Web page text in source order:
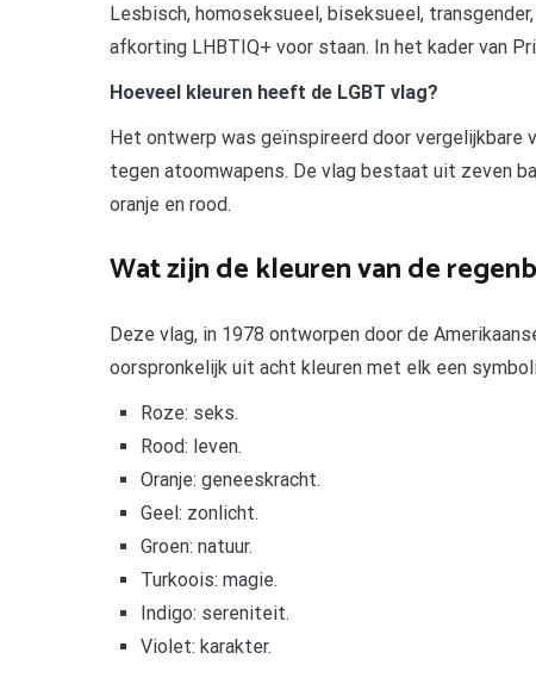
Lesbisch, homoseksueel, biseksueel,
afkorting LHBTIQ+ voor staan. In het kader van
Hoeveel kleuren heeft de LGBT vlag?
Het ontwerp was geïnspireerd door
tegen atoomwapens. De vlag bestaat uit zeven
oranje en rood.
Wat zijn de kleuren van de
Deze vlag, in 1978 ontworpen door de
oorspronkelijk uit acht kleuren met elk een
Roze: seks.
Rood: leven.
Oranje: geneeskracht.
Geel: zonlicht.
Groen: natuur.
Turkoois: magie.
Indigo: sereniteit.
Violet: karakter.